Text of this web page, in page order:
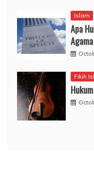
Islam
Apa
Fikih